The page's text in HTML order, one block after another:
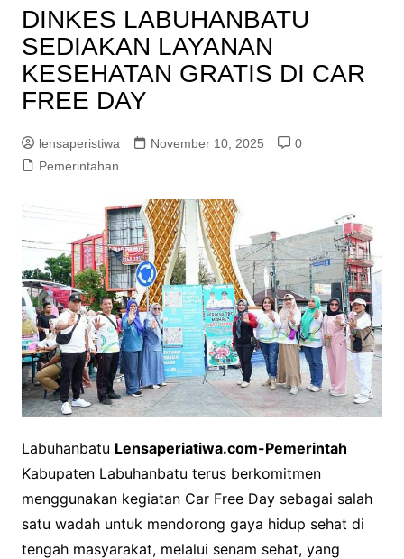
DINKES LABUHANBATU
SEDIAKAN LAYANAN
KESEHATAN GRATIS DI CAR
FREE DAY
lensaperistiwa November 10, 2025
0
Pemerintahan
Labuhanbatu Lensaperiatiwa.com-Pemerintah
Kabupaten Labuhanbatu terus berkomitmen
menggunakan kegiatan Car Free Day sebagai salah
satu wadah untuk mendorong gaya hidup sehat di
tengah masyarakat, melalui senam sehat, yang